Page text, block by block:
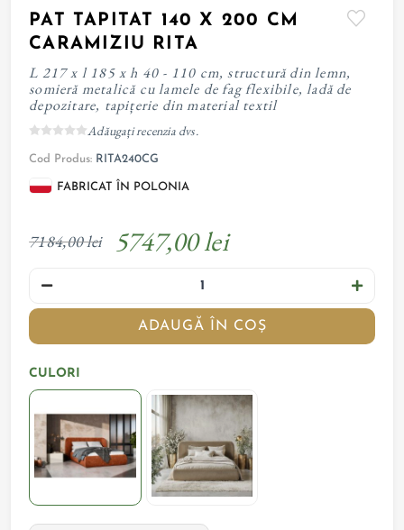
PAT TAPITAT 140 X 200 CM
CARAMIZIU RITA
L 217 x l 185 x h 40 - 110 cm, structură din lemn,
somieră metalică cu lamele de fag flexibile, ladă de
depozitare, tapițerie din material textil
Adăugați recenzia dvs.
Cod Produs: RITA240CG
FABRICAT ÎN POLONIA
7184,00 lei 5747,00 lei
ADAUGĂ ÎN COȘ
CULORI